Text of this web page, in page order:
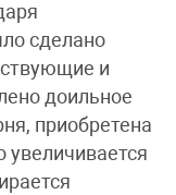
сделано
и
доильное
приобретена
увеличивается